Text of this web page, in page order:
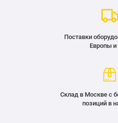
Поставки
Европы и
Склад в Москве с
позиций в